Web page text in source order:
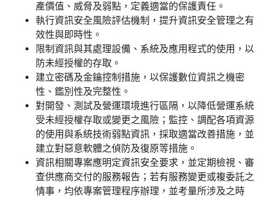
產價值、威脅及弱點，定義適當的保護責任。
執行資訊安全風險評估機制，提升資訊安全管理之有
效性與即時性。
限制資訊與其處理設備、系統及應用程式的使用，以
防未經授權的存取。
建立密碼及金鑰控制措施，以保護數位資訊之機密
性、鑑別性及完整性。
對開發、測試及營運環境進行區隔，以降低營運系統
受未經授權存取或變更之風險；監控、調配各項資源
的使用與系統技術弱點資訊，採取適當改善措施，並
建立對惡意軟體之偵防及復原等措施。
資訊相關專案應明定資訊安全要求，並定期檢視、審
查供應商交付的服務報告；若有服務變更或複委託之
情事，均依專案管理程序辦理，並考量所涉及之時